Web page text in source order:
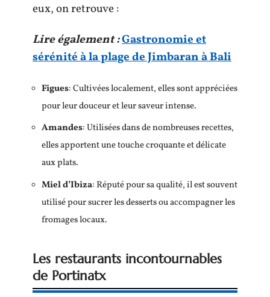
eux, on retrouve :
Lire également :Gastronomie et
sérénité à la plage de Jimbaran à Bali
Figues: Cultivées localement, elles sont appréciées
pour leur douceur et leur saveur intense.
Amandes: Utilisées dans de nombreuses recettes,
elles apportent une touche croquante et délicate
aux plats.
Miel d’Ibiza: Réputé pour sa qualité, il est souvent
utilisé pour sucrer les desserts ou accompagner les
fromages locaux.
Les restaurants incontournables
de Portinatx